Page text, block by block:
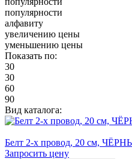
популярности
алфавиту
увеличению цены
уменьшению цены
Показать по:
30
30
60
90
Вид каталога:
Белт 2-х провод, 20 см,
Запросить цену